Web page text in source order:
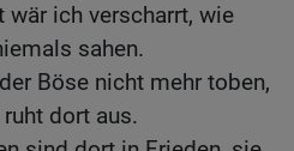
wär ich verscharrt, wie
sahen.
Böse nicht mehr toben,
dort aus.